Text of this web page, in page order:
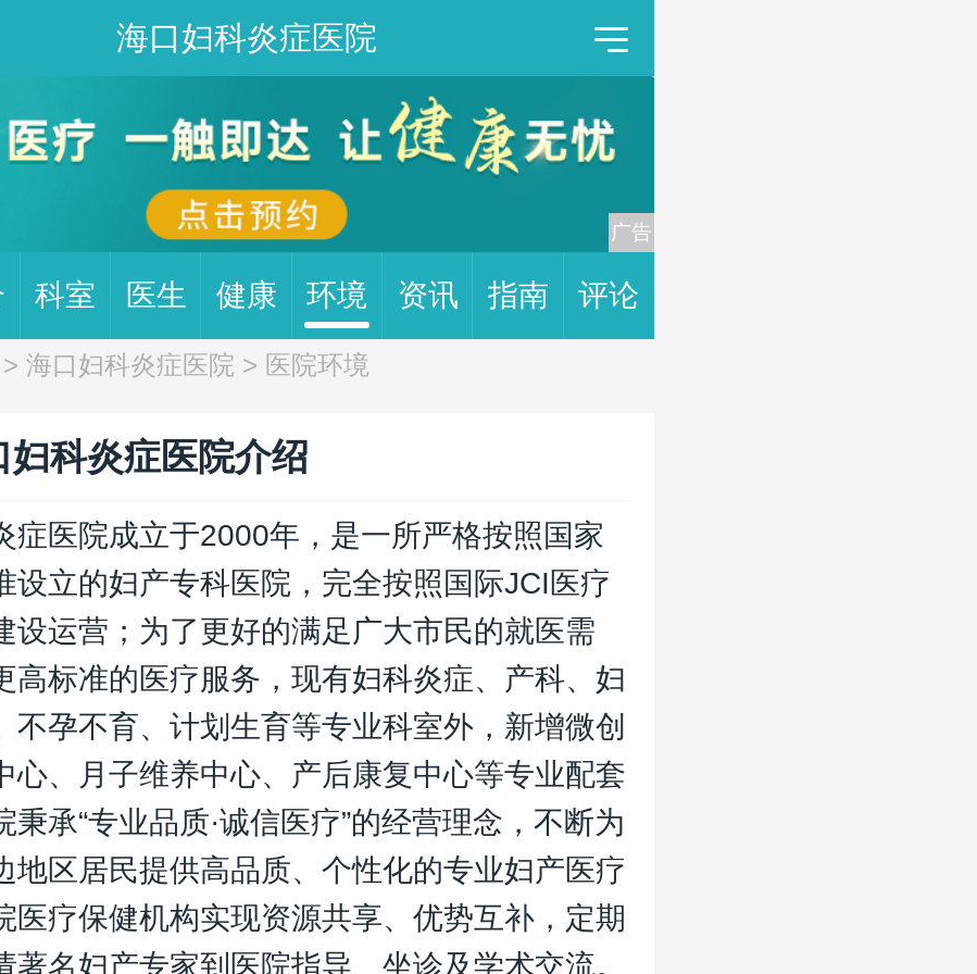
海口妇科炎症医院
科室 医生 健康 环境 资讯 指南 评论
海口妇科炎症医院 > 医院环境
妇科炎症医院介绍
症医院成立于2000年，是一所严格按照国家
设立的妇产专科医院，完全按照国际JCI医疗
设运营；为了更好的满足广大市民的就医需
高标准的医疗服务，现有妇科炎症、产科、妇
不孕不育、计划生育等专业科室外，新增微创
心、月子维养中心、产后康复中心等专业配套
秉承“专业品质·诚信医疗”的经营理念，不断为
地区居民提供高品质、个性化的专业妇产医疗
医疗保健机构实现资源共享、优势互补，定期
著名妇产专家到医院指导、坐诊及学术交流。